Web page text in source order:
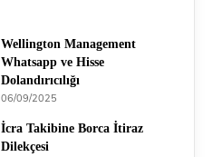
Wellington Management
Whatsapp ve Hisse
Dolandırıcılığı
06/09/2025
İcra Takibine Borca İtiraz
Dilekçesi